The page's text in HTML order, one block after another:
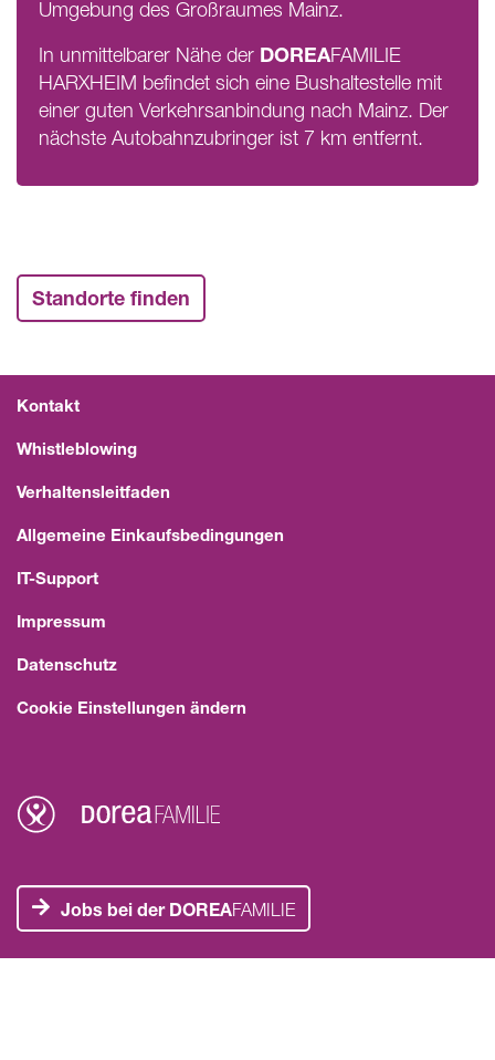
Umgebung des Großraumes Mainz.
In unmittelbarer Nähe der DOREAFAMILIE
HARXHEIM befindet sich eine Bushaltestelle mit
einer guten Verkehrsanbindung nach Mainz. Der
nächste Autobahnzubringer ist 7 km entfernt.
Standorte finden
Kontakt
Whistleblowing
Verhaltensleitfaden
Allgemeine Einkaufsbedingungen
IT-Support
Impressum
Datenschutz
Cookie Einstellungen ändern
Jobs bei der DOREAFAMILIE